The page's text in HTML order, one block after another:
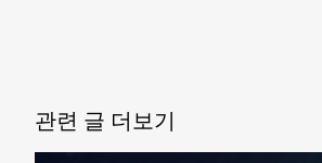
관련 글 더보기